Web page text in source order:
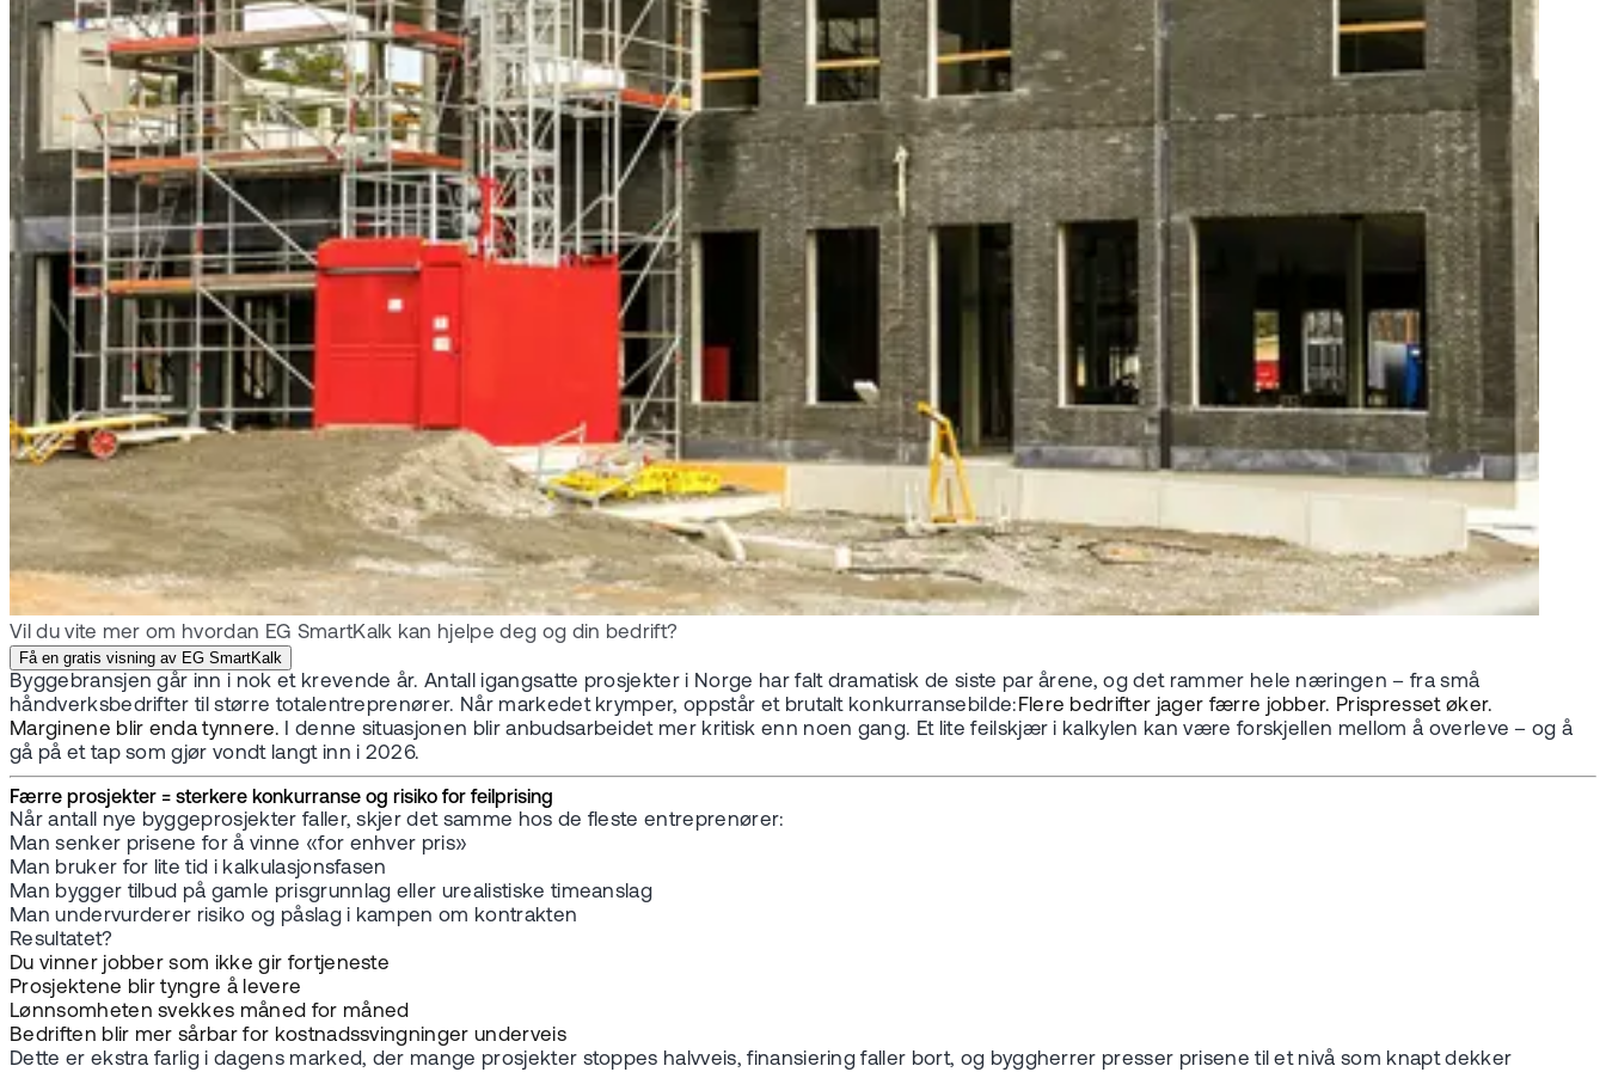
Vil du vite mer om hvordan EG SmartKalk kan hjelpe deg og din bedrift?
Få en gratis visning av EG SmartKalk
Byggebransjen går inn i nok et krevende år. Antall igangsatte prosjekter i Norge har falt dramatisk de siste par årene, og det rammer hele næringen – fra små
håndverksbedrifter til større totalentreprenører. Når markedet krymper, oppstår et brutalt konkurransebilde:Flere bedrifter jager færre jobber. Prispresset øker.
Marginene blir enda tynnere. I denne situasjonen blir anbudsarbeidet mer kritisk enn noen gang. Et lite feilskjær i kalkylen kan være forskjellen mellom å overleve – og å
gå på et tap som gjør vondt langt inn i 2026.
Færre prosjekter = sterkere konkurranse og risiko for feilprising
Når antall nye byggeprosjekter faller, skjer det samme hos de fleste entreprenører:
Man senker prisene for å vinne «for enhver pris»
Man bruker for lite tid i kalkulasjonsfasen
Man bygger tilbud på gamle prisgrunnlag eller urealistiske timeanslag
Man undervurderer risiko og påslag i kampen om kontrakten
Resultatet?
Du vinner jobber som ikke gir fortjeneste
Prosjektene blir tyngre å levere
Lønnsomheten svekkes måned for måned
Bedriften blir mer sårbar for kostnadssvingninger underveis
Dette er ekstra farlig i dagens marked, der mange prosjekter stoppes halvveis, finansiering faller bort, og byggherrer presser prisene til et nivå som knapt dekker